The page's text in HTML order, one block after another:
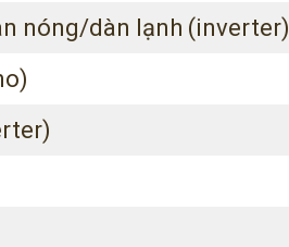
nóng/dàn lạnh (inverter)